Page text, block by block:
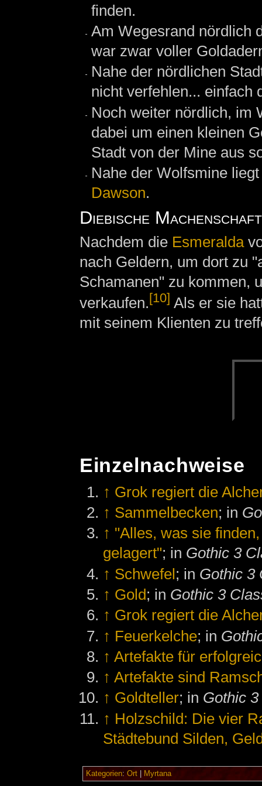
finden.
Am Wegesrand nördlich
war zwar voller
Nahe der nördlichen
nicht verfehlen... einfach
Noch weiter nördlich, im
dabei um einen kleinen
Stadt von der Mine aus
Nahe der Wolfsmine
Dawson.
Diebische
Nachdem die Esmeralda
nach Geldern, um dort zu
Schamanen" zu kommen,
verkaufen.[10] Als er sie
mit seinem Klienten zu
Einzelnachweise
↑ Grok regiert die
↑ Sammelbecken; in
↑ "Alles, was sie
gelagert"; in Gothic 3
↑ Schwefel; in Gothic 3
↑ Gold; in Gothic 3
↑ Grok regiert die
↑ Feuerkelche; in
↑ Artefakte für
↑ Artefakte sind
↑ Goldteller; in Gothic
↑ Holzschild: Die vier
Städtebund Silden,
Kategorien: Ort| Myrtana